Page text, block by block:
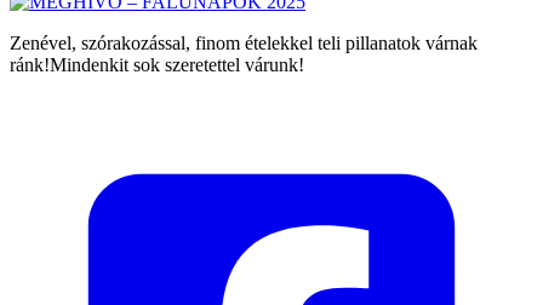
Zenével, szórakozással, finom ételekkel teli pillanatok várnak
ránk!Mindenkit sok szeretettel várunk!